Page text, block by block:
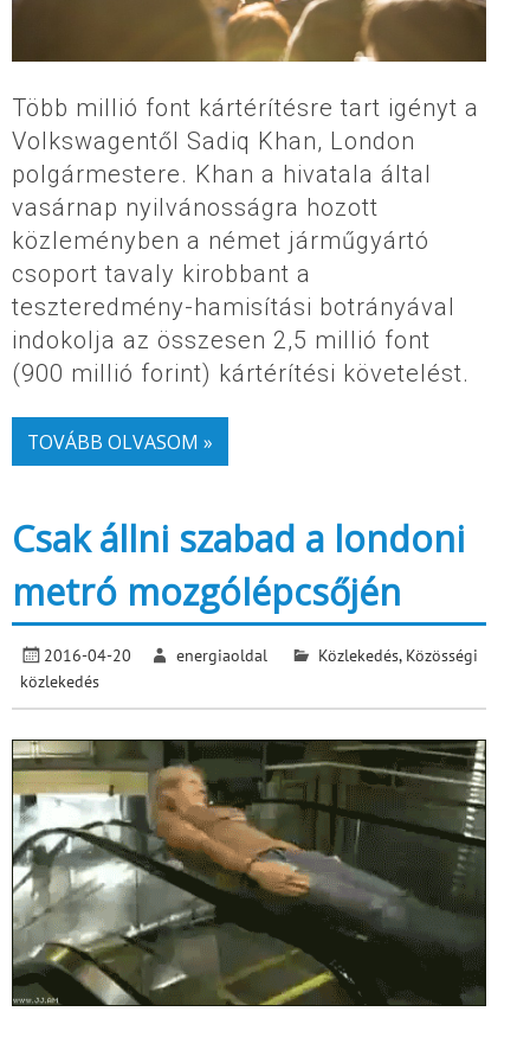
Több millió font kártérítésre tart igényt a
Volkswagentől Sadiq Khan, London
polgármestere. Khan a hivatala által
vasárnap nyilvánosságra hozott
közleményben a német járműgyártó
csoport tavaly kirobbant a
teszteredmény-hamisítási botrányával
indokolja az összesen 2,5 millió font
(900 millió forint) kártérítési követelést.
TOVÁBB OLVASOM »
Csak állni szabad a londoni
metró mozgólépcsőjén
2016-04-20 energiaoldal Közlekedés, Közösségi
közlekedés